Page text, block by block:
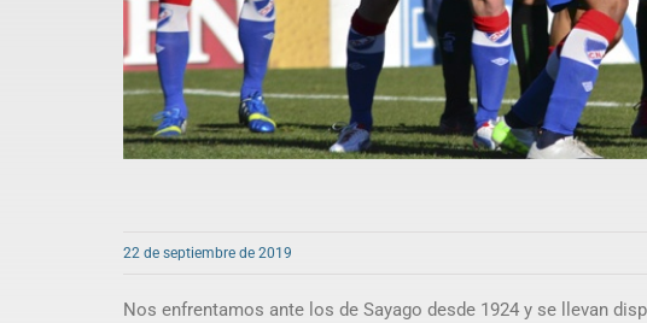
22 de septiembre de 2019
Nos enfrentamos ante los de Sayago desde 1924 y se llevan